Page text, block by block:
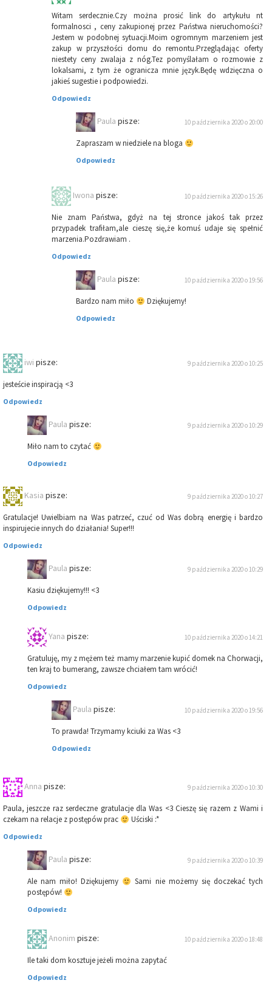
Witam serdecznie.Czy można prosić link do artykułu nt
formalnosci , ceny zakupionej przez Państwa nieruchomości?
Jestem w podobnej sytuacji.Moim ogromnym marzeniem jest
zakup w przyszłości domu do remontu.Przeglądając oferty
niestety ceny zwalaja z nóg.Tez pomyślałam o rozmowie z
lokalsami, z tym że ogranicza mnie język.Będę wdzięczna o
jakieś sugestie i podpowiedzi.
Odpowiedz
Paula pisze: 10 października 2020 o 20:00
Zapraszam w niedziele na bloga
Odpowiedz
Iwona pisze: 10 października 2020 o 15:26
Nie znam Państwa, gdyż na tej stronce jakoś tak przez
przypadek trafiłam,ale cieszę się,że komuś udaje się spełnić
marzenia.Pozdrawiam .
Odpowiedz
Paula pisze: 10 października 2020 o 19:56
Bardzo nam miło Dziękujemy!
Odpowiedz
iwi pisze: 9 października 2020 o 10:25
jesteście inspiracją <3
Odpowiedz
Paula pisze: 9 października 2020 o 10:29
Miło nam to czytać
Odpowiedz
Kasia pisze: 9 października 2020 o 10:27
Gratulacje! Uwielbiam na Was patrzeć, czuć od Was dobrą energię i bardzo
inspirujecie innych do działania! Super!!!
Odpowiedz
Paula pisze: 9 października 2020 o 10:29
Kasiu dziękujemy!!! <3
Odpowiedz
Yana pisze: 10 października 2020 o 14:21
Gratuluję, my z mężem też mamy marzenie kupić domek na Chorwacji,
ten kraj to bumerang, zawsze chciałem tam wrócić!
Odpowiedz
Paula pisze: 10 października 2020 o 19:56
To prawda! Trzymamy kciuki za Was <3
Odpowiedz
Anna pisze: 9 października 2020 o 10:30
Paula, jeszcze raz serdeczne gratulacje dla Was <3 Cieszę się razem z Wami i
czekam na relacje z postępów prac
Uściski :*
Odpowiedz
Paula pisze: 9 października 2020 o 10:39
Ale nam miło! Dziękujemy
Sami nie możemy się doczekać tych
postępów!
Odpowiedz
Anonim pisze: 10 października 2020 o 18:48
Ile taki dom kosztuje jeżeli można zapytać
Odpowiedz